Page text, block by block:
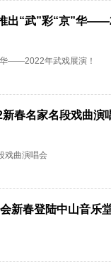
出“武”彩“京”华
华——2022年武戏展演！
春名家名段戏曲演
戏曲演唱会
新春登陆中山音乐